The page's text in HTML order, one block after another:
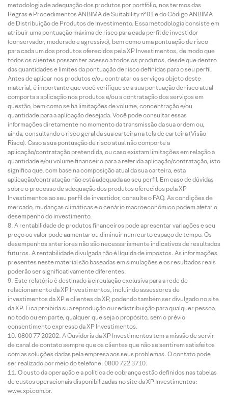
metodologia de adequação dos produtos por portfólio, nos termos das
Regras e Procedimentos ANBIMA de Suitability nº 01 e do Código ANBIMA
de Distribuição de Produtos de Investimento. Essa metodologia consiste em
atribuir uma pontuação máxima de risco para cada perfil de investidor
(conservador, moderado e agressivo), bem como uma pontuação de risco
para cada um dos produtos oferecidos pela XP Investimentos, de modo que
todos os clientes possam ter acesso a todos os produtos, desde que dentro
das quantidades e limites da pontuação de risco definidas para o seu perfil.
Antes de aplicar nos produtos e/ou contratar os serviços objeto deste
material, é importante que você verifique se a sua pontuação de risco atual
comporta a aplicação nos produtos e/ou a contratação dos serviços em
questão, bem como se há limitações de volume, concentração e/ou
quantidade para a aplicação desejada. Você pode consultar essas
informações diretamente no momento da transmissão da sua ordem ou,
ainda, consultando o risco geral da sua carteira na tela de carteira (Visão
Risco). Caso a sua pontuação de risco atual não comporte a
aplicação/contratação pretendida, ou caso existam limitações em relação à
quantidade e/ou volume financeiro para a referida aplicação/contratação, isto
significa que, com base na composição atual da sua carteira, esta
aplicação/contratação não está adequada ao seu perfil. Em caso de dúvidas
sobre o processo de adequação dos produtos oferecidos pela XP
Investimentos ao seu perfil de investidor, consulte o FAQ. As condições de
mercado, mudanças climáticas e o cenário macroeconômico podem afetar o
desempenho do investimento.
A rentabilidade de produtos financeiros pode apresentar variações e seu
preço ou valor pode aumentar ou diminuir num curto espaço de tempo. Os
desempenhos anteriores não são necessariamente indicativos de resultados
futuros. A rentabilidade divulgada não é líquida de impostos. As informações
presentes neste material são baseadas em simulações e os resultados reais
poderão ser significativamente diferentes.
Este relatório é destinado à circulação exclusiva para a rede de
relacionamento da XP Investimentos, incluindo assessores de
investimentos da XP e clientes da XP, podendo também ser divulgado no site
da XP. Fica proibida sua reprodução ou redistribuição para qualquer pessoa,
no todo ou em parte, qualquer que seja o propósito, sem o prévio
consentimento expresso da XP Investimentos.
0800 77 20202. A Ouvidoria da XP Investimentos tem a missão de servir
de canal de contato sempre que os clientes que não se sentirem satisfeitos
com as soluções dadas pela empresa aos seus problemas. O contato pode
ser realizado por meio do telefone: 0800 722 3710.
O custo da operação e a política de cobrança estão definidos nas tabelas
de custos operacionais disponibilizadas no site da XP Investimentos:
www.xpi.com.br.